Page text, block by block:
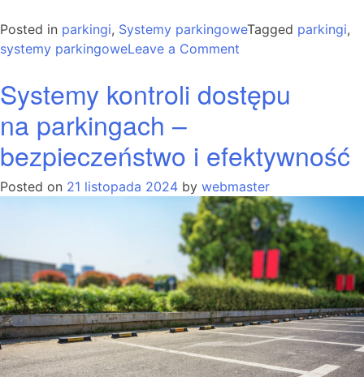
Posted in parkingi, Systemy parkingoweTagged parkingi,
systemy parkingoweLeave a Comment
systemy
parkingowe
oszczędność
czasu
i energii
dla
kierowców
Systemy kontroli dostępu
na parkingach –
bezpieczeństwo i efektywność
Posted on 21 listopada 2024 by webmaster